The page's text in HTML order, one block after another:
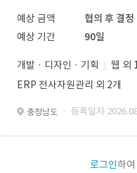
예상 금액
협의 후 결정
예상 기간
90일
개발 · 디자인 · 기획
웹 외
ERP 전사자원관리 외 2개
충청남도 · 등록일자
로그인하